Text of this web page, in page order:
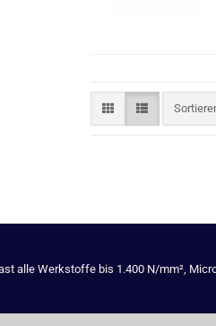
alle Werkstoffe bis 1.400 N/mm²,